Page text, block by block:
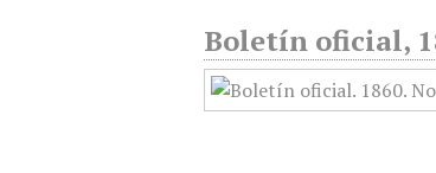
Boletín oficial,